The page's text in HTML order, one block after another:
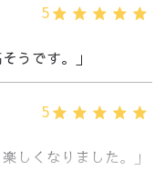
5
うです。」
5
しくなりました。」